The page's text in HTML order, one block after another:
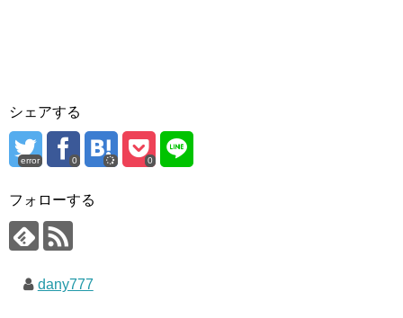
シェアする
error 0 0
フォローする
dany777